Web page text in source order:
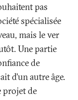
pas
spécialisée
mais le ver
Une partie
de
d’un autre âge.
projet de